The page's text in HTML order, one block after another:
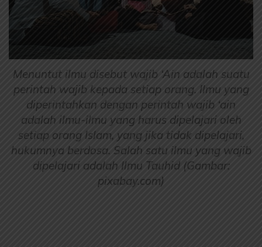
Menuntut ilmu disebut wajib ‘Ain adalah suatu
perintah wajib kepada setiap orang. Ilmu yang
diperintahkan dengan perintah wajib ‘ain
adalah ilmu-ilmu yang harus dipelajari oleh
setiap orang Islam, yang jika tidak dipelajari,
hukumnya berdosa. Salah satu ilmu yang wajib
dipelajari adalah Ilmu Tauhid (Gambar:
pixabay.com)